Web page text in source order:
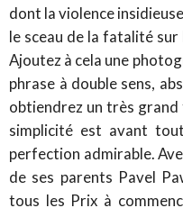
dont la violence
le sceau de la fatalité
Ajoutez à cela une
phrase à double sens,
obtiendrez un très
simplicité est avant
perfection admirable.
de ses parents Pavel
tous les Prix à